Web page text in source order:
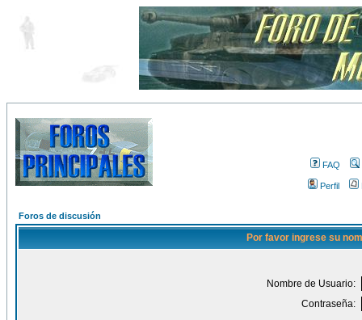
FAQ
Perfil
Foros de discusión
Por favor ingrese su
Nombre de Usuario:
Contraseña: